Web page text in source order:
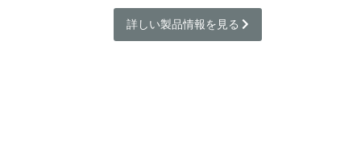
詳しい製品情報を見る